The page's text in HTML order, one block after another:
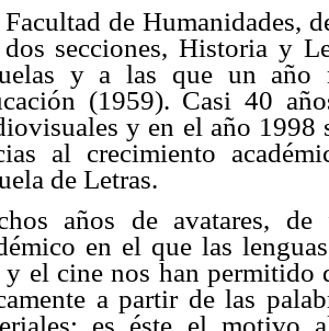
Facultad de Humanidades,
dos secciones, Historia y
y a las que un año
(1959). Casi 40
y en el año 1998
al crecimiento
de Letras.
años de avatares,
en el que las
y el cine nos han permitido
a partir de las
es éste el motivo